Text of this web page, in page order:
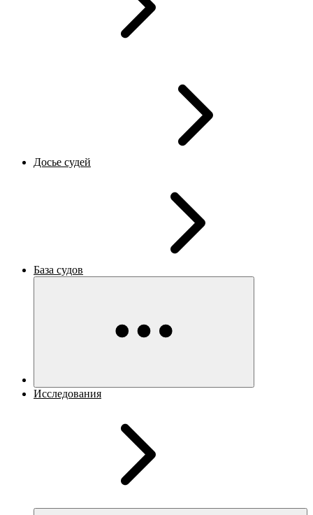
Досье судей
База судов
Исследования